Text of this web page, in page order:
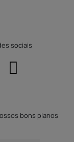
sociais
bons planos